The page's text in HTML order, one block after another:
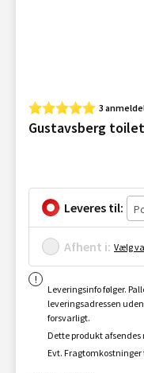
3
Gustavsberg
Leveres til:
Afhent i: Vælg
Leveringsinfo følger.
leveringsadressen
forsvarligt.
Dette produkt
Evt.